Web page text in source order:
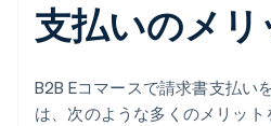
支払いのメリ
B2B Eコマースで請求書支払い
は、次のような多くのメリット